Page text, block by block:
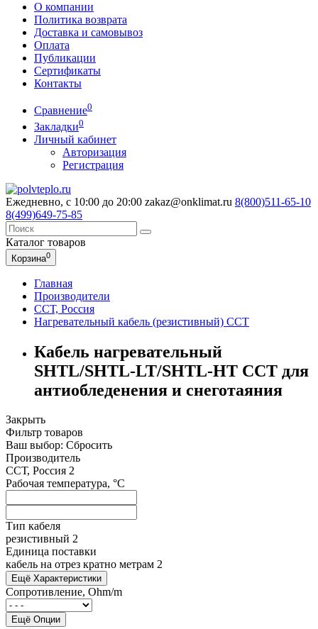
О компании
Политика возврата
Доставка и самовывоз
Оплата
Публикации
Сертификаты
Контакты
Сравнение0
Закладки0
Личный кабинет
Авторизация
Регистрация
Ежедневно, с 10:00 до 20:00 zakaz@onklimat.ru 8(800)511-65-10
8(499)649-75-85
Каталог товаров
Корзина0
Главная
Производители
ССТ, Россия
Нагревательный кабель (резистивный) ССТ
Кабель нагревательный
SHTL/SHTL-LT/SHTL-HT ССТ для
антиобледенения и снеготаяния
Закрыть
Фильтр товаров
Ваш выбор: Сбросить
Производитель
ССТ, Россия 2
Рабочая температура, °C
Тип кабеля
резистивный 2
Единица поставки
кабель на отрез кратно метрам 2
Ещё Характеристики
Сопротивление, Ohm/m
Ещё Опции